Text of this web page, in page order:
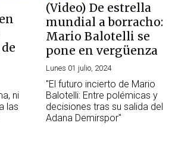
ni
las
(Video) De estrella
mundial a borracho:
Mario Balotelli se
pone en vergüenza
Lunes 01 julio, 2024
"El futuro incierto de Mario
Balotelli: Entre polémicas y
decisiones tras su salida del
Adana Demirspor"